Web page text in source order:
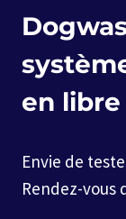
en
Envie de
Rendez-vous